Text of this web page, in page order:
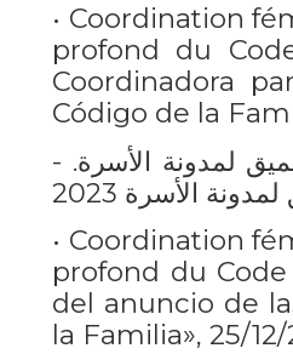
• Coordination
profond du
Coordinadora
Código de la
- التنسيقية النسائية من أجل التغيير الشامل و العميق لمدونة الأسرة.
الأسرة 2023
• Coordination
profond du
del anuncio de
la Familia», 25/